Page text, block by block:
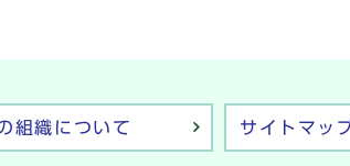
組織について サイトマッ